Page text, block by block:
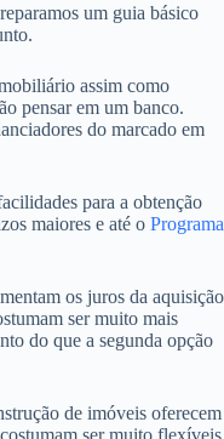
um guia básico
assim como
pensar em um banco.
do marcado em
para a obtenção
maiores e até o Programa
os juros da aquisição
ser muito mais
do que a segunda opção
de imóveis oferecem
ser muito flexíveis